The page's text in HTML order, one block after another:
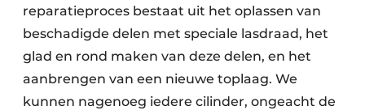
Papierafval
Textielrecyclage
reparatieproces bestaat uit het oplassen van
beschadigde delen met speciale lasdraad, het
glad en rond maken van deze delen, en het
aanbrengen van een nieuwe toplaag. We
kunnen nagenoeg iedere cilinder, ongeacht de